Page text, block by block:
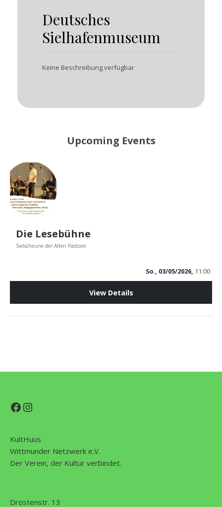
Deutsches
Sielhafenmuseum
Keine Beschreibung verfügbar
Upcoming Events
Die Lesebühne
Sielscheune der Alten Pastorei
So., 03/05/2026, 11:00
View Details
Facebook
Instagram
KultHuus
Wittmunder Netzwerk e.V.
Der Verein, der Kultur verbindet.
Drostenstr. 13